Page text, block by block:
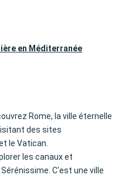
en Méditerranée
Rome, la ville éternelle
des sites
le Vatican.
les canaux et
C'est une ville